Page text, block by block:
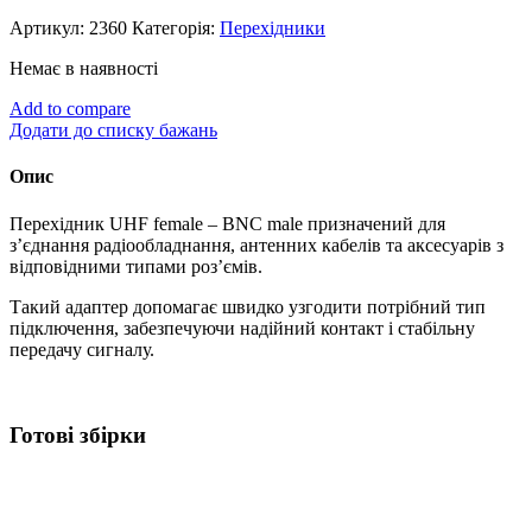
Артикул: 2360 Категорія: Перехідники
Немає в наявності
Add to compare
Додати до списку бажань
Опис
Перехідник UHF female – BNC male призначений для
з’єднання радіообладнання, антенних кабелів та аксесуарів з
відповідними типами роз’ємів.
Такий адаптер допомагає швидко узгодити потрібний тип
підключення, забезпечуючи надійний контакт і стабільну
передачу сигналу.
Готові збірки